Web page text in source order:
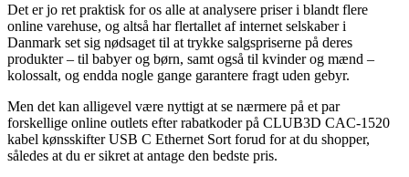
Det er jo ret praktisk for os alle at analysere priser i blandt flere
online varehuse, og altså har flertallet af internet selskaber i
Danmark set sig nødsaget til at trykke salgspriserne på deres
produkter – til babyer og børn, samt også til kvinder og mænd –
kolossalt, og endda nogle gange garantere fragt uden gebyr.
Men det kan alligevel være nyttigt at se nærmere på et par
forskellige online outlets efter rabatkoder på CLUB3D CAC-1520
kabel kønsskifter USB C Ethernet Sort forud for at du shopper,
således at du er sikret at antage den bedste pris.